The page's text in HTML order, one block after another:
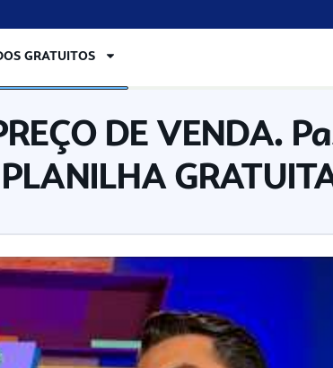
GRATUITOS
DE VENDA.